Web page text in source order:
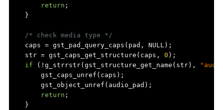
return ;
}
/* check media type */
    caps
= gst_pad_query_caps ( pad , NULL);
    str
= gst_caps_get_structure ( caps , 0 );
if
(! g_strrstr( gst_structure_get_name ( str),
        gst_caps_unref
( caps );
        gst_object_unref
( audio_pad );
return ;
}